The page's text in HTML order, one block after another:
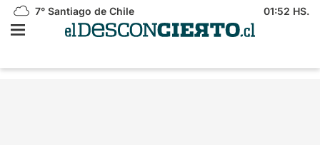
7° Santiago de Chile 01:52 HS.